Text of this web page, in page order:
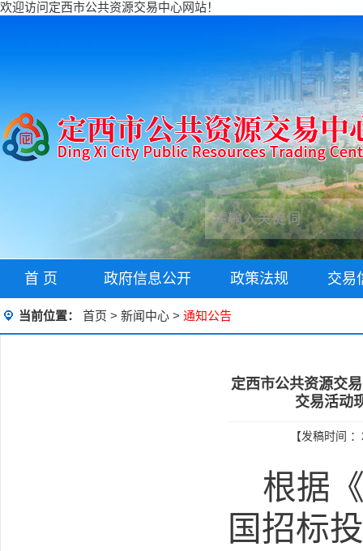
欢迎访问定西市公共资源交易中心网站！
首 页 政府信息公开 政策法规 交易
当前位置： 首页 > 新闻中心 > 通知公告
定西市公共资源交
交易活动
【发稿时间
根据
国招标